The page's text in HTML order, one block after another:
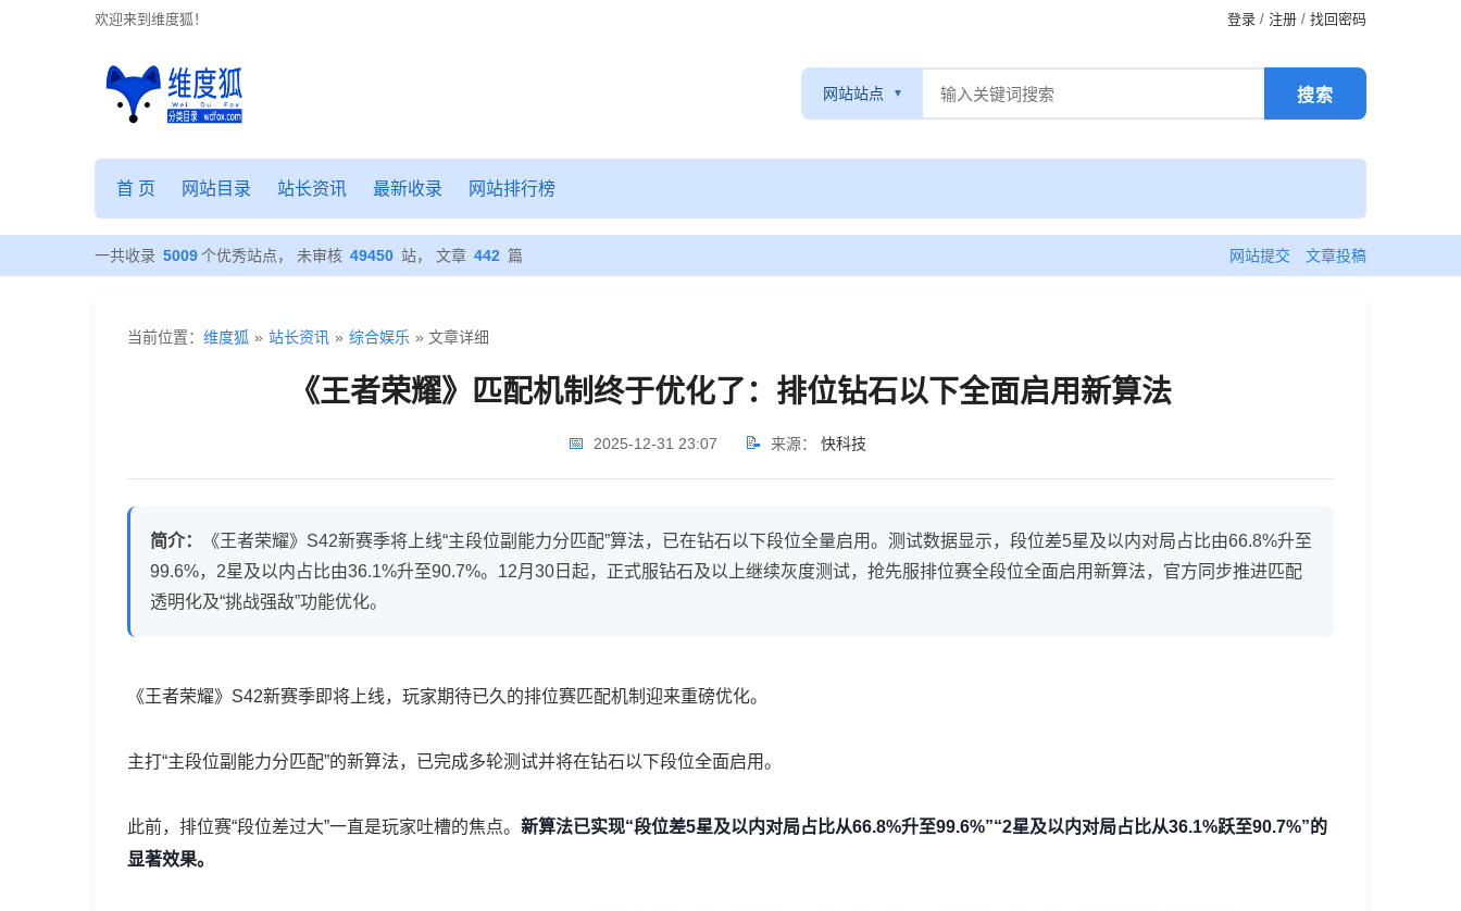
欢迎来到维度狐！ 登录 / 注册 / 找回密码
《王
者
荣
耀》
匹
网站站点
首 页 网站目录 站长资讯 最新收录 网站排行榜
一共收录 5009个优秀站点， 未审核 49450 站， 文章 442 篇 网站提交 文章投稿
当前位置： 维度狐 » 站长资讯 » 综合娱乐 » 文章详细
《王者荣耀》匹配机制终于优化了：排位钻石以下全面启用新算法
📅 2025-12-31 23:07 📝 来源： 快科技
简介：
《王者荣耀》S42新赛季将上线“主段位副能力分匹配”算法，已在钻石以下段位全量启用。测试数据显示，段位差5星及以内对局占比由66.8%升至
99.6%，2星及以内占比由36.1%升至90.7%。12月30日起，正式服钻石及以上继续灰度测试，抢先服排位赛全段位全面启用新算法，官方同步推进匹配
透明化及“挑战强敌”功能优化。
《王者荣耀》S42新赛季即将上线，玩家期待已久的排位赛匹配机制迎来重磅优化。
主打“主段位副能力分匹配”的新算法，已完成多轮测试并将在钻石以下段位全面启用。
此前，排位赛“段位差过大”一直是玩家吐槽的焦点。 新算法已实现“段位差5星及以内对局占比从66.8%升至99.6%”“2星及以内对局占比从36.1%跃至90.7%”的
显著效果。